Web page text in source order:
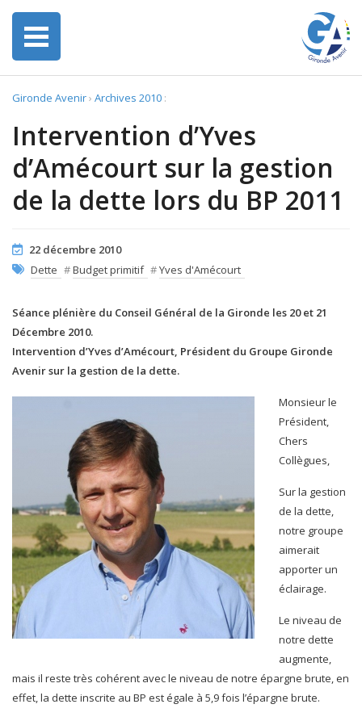
Gironde Avenir› Archives 2010 :
Intervention d’Yves
d’Amécourt sur la gestion
de la dette lors du BP 2011
22 décembre 2010
Dette #Budget primitif #Yves d'Amécourt
Séance plénière du Conseil Général de la Gironde les 20 et 21
Décembre 2010.
Intervention d’Yves d’Amécourt, Président du Groupe Gironde
Avenir sur la gestion de la dette.
Monsieur le
Président,
Chers
Collègues,
Sur la gestion
de la dette,
notre groupe
aimerait
apporter un
éclairage.
Le niveau de
notre dette
augmente,
mais il reste très cohérent avec le niveau de notre épargne brute, en
effet, la dette inscrite au BP est égale à 5,9 fois l’épargne brute.